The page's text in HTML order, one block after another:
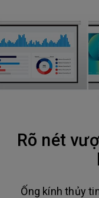
Rõ nét
Ống kính thủy